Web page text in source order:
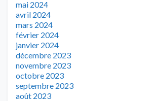
mai 2024
avril 2024
mars 2024
février 2024
janvier 2024
décembre 2023
novembre 2023
octobre 2023
septembre 2023
août 2023